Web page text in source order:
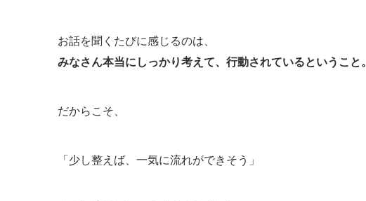
お話を聞くたびに感じるのは、
みなさん本当にしっかり考えて、行動されているということ。
だからこそ、
「少し整えば、一気に流れができそう」